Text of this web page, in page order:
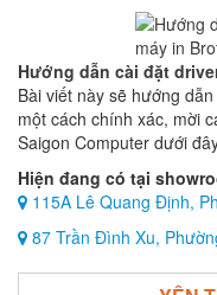
Hướng dẫn cài đặt
Bài viết này sẽ hướng
một cách chính xác, mời
Saigon Computer dưới
Hiện đang có tại
115A Lê Quang Định,
87 Trần Đình Xu,